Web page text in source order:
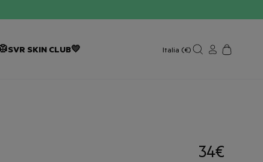
SVR SKIN CLUB💛 Italia (€)
34€